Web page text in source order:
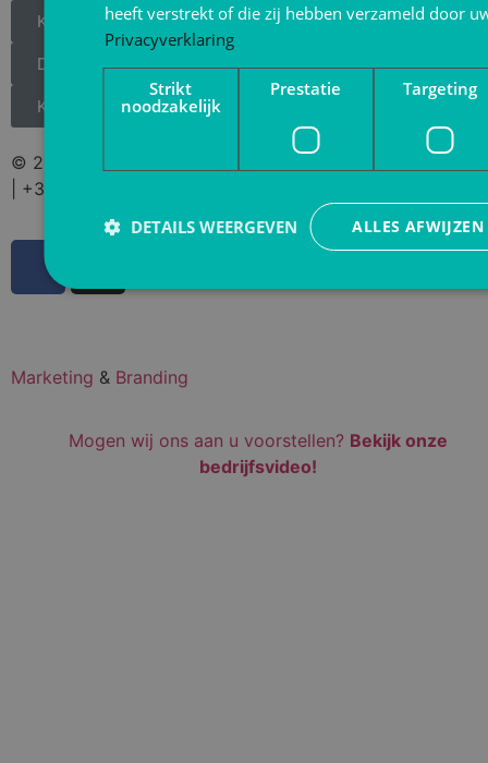
Klachtenregeling
Downloads
Klantbeoordelingen
© 2024 | Stoffers BV | Stationstraat 39 | 6181 AD Elsloo
| +31 (0)46 437 60 36 | info@stoffersbv.nl
Marketing & Branding
Mogen wij ons aan u voorstellen? Bekijk onze
bedrijfsvideo!
heeft verstrekt of die zij hebben verzameld door
Privacyverklaring
Strikt
noodzakelijk
Prestatie Targeting
ALLES AFWIJZEN
DETAILS WEERGEVEN